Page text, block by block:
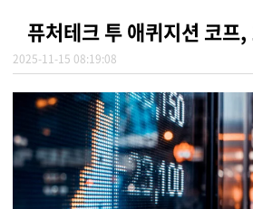
퓨처테크 투 애퀴지션 코프
2025-11-15 08:19:08